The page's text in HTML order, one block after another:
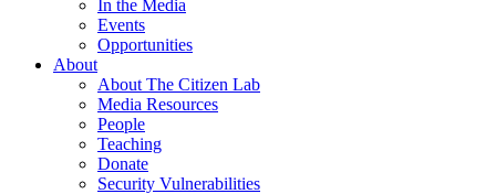
In the Media
Events
Opportunities
About
About The Citizen Lab
Media Resources
People
Teaching
Donate
Security Vulnerabilities